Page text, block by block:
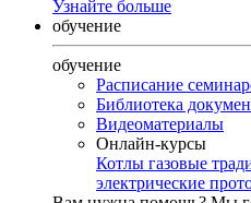
Узнайте больше
обучение
обучение
Расписание
Библиотека
Видеоматериалы
Онлайн-курсы
Котлы газовые
электрические